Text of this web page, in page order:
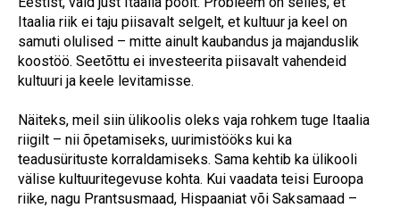
Itaalia riik ei taju piisavalt selgelt, et kultuur ja keel on
samuti olulised – mitte ainult kaubandus ja majanduslik
koostöö. Seetõttu ei investeerita piisavalt vahendeid
kultuuri ja keele levitamisse.
Näiteks, meil siin ülikoolis oleks vaja rohkem tuge Itaalia
riigilt – nii õpetamiseks, uurimistööks kui ka
teadusürituste korraldamiseks. Sama kehtib ka ülikooli
välise kultuuritegevuse kohta. Kui vaadata teisi Euroopa
riike, nagu Prantsusmaad, Hispaaniat või Saksamaad –